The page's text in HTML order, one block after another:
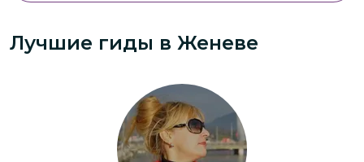
Лучшие гиды в Женеве